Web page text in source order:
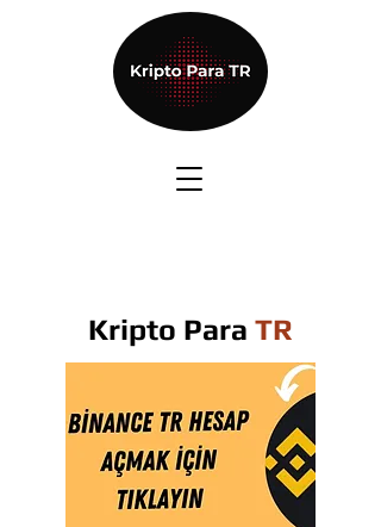
Kripto Para TR